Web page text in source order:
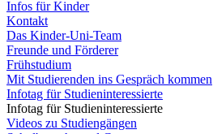
Infos für Kinder
Kontakt
Das Kinder-Uni-Team
Freunde und Förderer
Frühstudium
Mit Studierenden ins Gespräch kommen
Infotag für Studieninteressierte
Infotag für Studieninteressierte
Videos zu Studiengängen